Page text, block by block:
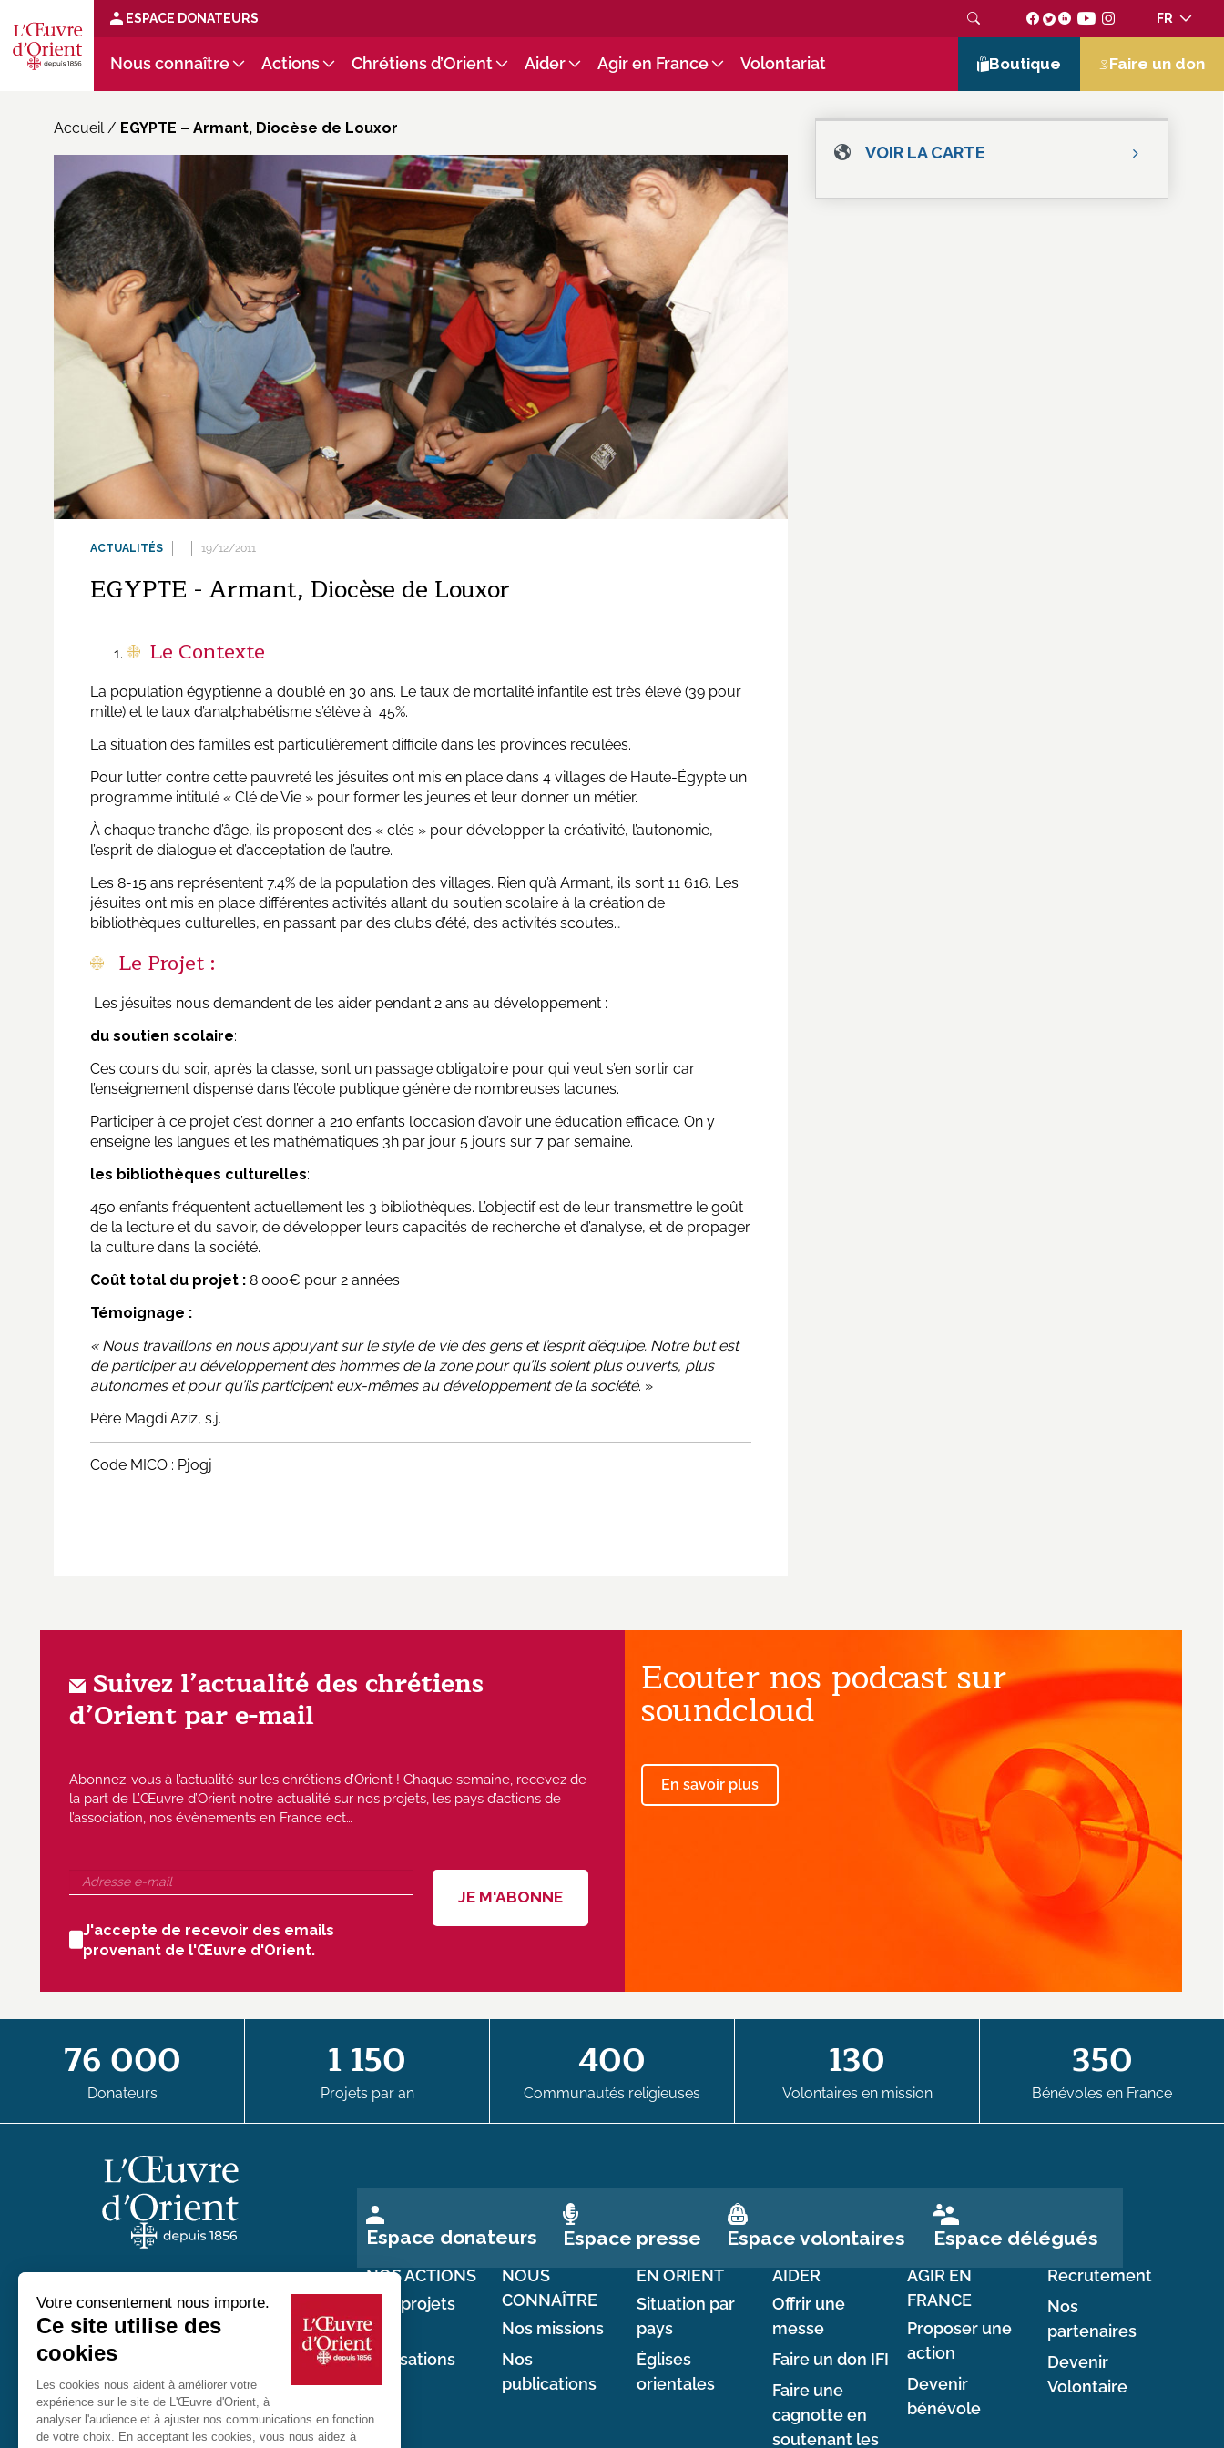
ESPACE DONATEURS FR
Nous connaître Actions Chrétiens d’Orient Aider Agir en France Volontariat Boutique Faire un don
Accueil/ EGYPTE – Armant, Diocèse de Louxor
ACTUALITÉS 19/12/2011
EGYPTE - Armant, Diocèse de Louxor
Le Contexte
La population égyptienne a doublé en 30 ans. Le taux de mortalité infantile est très élevé (39 pour
mille) et le taux d’analphabétisme s’élève à 45%.
La situation des familles est particulièrement difficile dans les provinces reculées.
Pour lutter contre cette pauvreté les jésuites ont mis en place dans 4 villages de Haute-Égypte un
programme intitulé « Clé de Vie » pour former les jeunes et leur donner un métier.
À chaque tranche d’âge, ils proposent des « clés » pour développer la créativité, l’autonomie,
l’esprit de dialogue et d’acceptation de l’autre.
Les 8-15 ans représentent 7.4% de la population des villages. Rien qu’à Armant, ils sont 11 616. Les
jésuites ont mis en place différentes activités allant du soutien scolaire à la création de
bibliothèques culturelles, en passant par des clubs d’été, des activités scoutes…
Le Projet :
Les jésuites nous demandent de les aider pendant 2 ans au développement :
du soutien scolaire:
Ces cours du soir, après la classe, sont un passage obligatoire pour qui veut s’en sortir car
l’enseignement dispensé dans l’école publique génère de nombreuses lacunes.
Participer à ce projet c’est donner à 210 enfants l’occasion d’avoir une éducation efficace. On y
enseigne les langues et les mathématiques 3h par jour 5 jours sur 7 par semaine.
les bibliothèques culturelles:
450 enfants fréquentent actuellement les 3 bibliothèques. L’objectif est de leur transmettre le goût
de la lecture et du savoir, de développer leurs capacités de recherche et d’analyse, et de propager
la culture dans la société.
Coût total du projet : 8 000€ pour 2 années
Témoignage :
« Nous travaillons en nous appuyant sur le style de vie des gens et l’esprit d’équipe. Notre but est
de participer au développement des hommes de la zone pour qu’ils soient plus ouverts, plus
autonomes et pour qu’ils participent eux-mêmes au développement de la société. »
Père Magdi Aziz, s.j.
Code MICO : Pjogj
VOIR LA CARTE
Suivez l’actualité des chrétiens
d’Orient par e-mail
Abonnez-vous à l’actualité sur les chrétiens d’Orient ! Chaque semaine, recevez de
la part de L’Œuvre d’Orient notre actualité sur nos projets, les pays d’actions de
l’association, nos évènements en France ect…
J'accepte de recevoir des emails
provenant de l'Œuvre d'Orient.
Ecouter nos podcast sur
soundcloud
En savoir plus
76 000
Donateurs
1 150
Projets par an
400
Communautés religieuses
130
Volontaires en mission
350
Bénévoles en France
Espace donateurs Espace presse Espace volontaires Espace délégués
NOS ACTIONS
Nos projets
Nos
réalisations
NOUS
CONNAÎTRE
Nos missions
Nos
publications
EN ORIENT
Situation par
pays
Églises
orientales
AIDER
Offrir une
messe
Faire un don IFI
Faire une
cagnotte en
soutenant les
AGIR EN
FRANCE
Proposer une
action
Devenir
bénévole
Recrutement
Nos
partenaires
Devenir
Volontaire
Au service des chrétiens d'Orient
01 45 48 54 46
Contactez-nous